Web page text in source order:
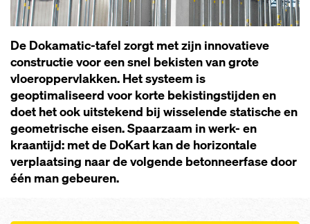
De Dokamatic-tafel zorgt met zijn innovatieve
constructie voor een snel bekisten van grote
vloeroppervlakken. Het systeem is
geoptimaliseerd voor korte bekistingstijden en
doet het ook uitstekend bij wisselende statische en
geometrische eisen. Spaarzaam in werk- en
kraantijd: met de DoKart kan de horizontale
verplaatsing naar de volgende betonneerfase door
één man gebeuren.